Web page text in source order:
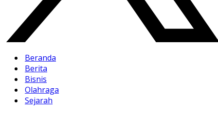
Beranda
Berita
Bisnis
Olahraga
Sejarah